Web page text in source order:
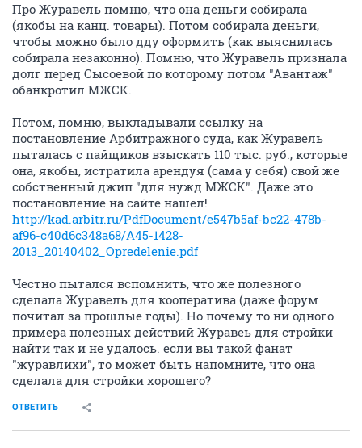
Про Журавель помню, что она деньги собирала
(якобы на канц. товары). Потом собирала деньги,
чтобы можно было дду оформить (как выяснилась
собирала незаконно). Помню, что Журавель признала
долг перед Сысоевой по которому потом "Авантаж"
обанкротил МЖСК.
Потом, помню, выкладывали ссылку на
постановление Арбитражного суда, как Журавель
пыталась с пайщиков взыскать 110 тыс. руб., которые
она, якобы, истратила арендуя (сама у себя) свой же
собственный джип "для нужд МЖСК". Даже это
постановление на сайте нашел!
http://kad.arbitr.ru/PdfDocument/e547b5af-bc22-478b-
af96-c40d6c348a68/A45-1428-
2013_20140402_Opredelenie.pdf
Честно пытался вспомнить, что же полезного
сделала Журавель для кооператива (даже форум
почитал за прошлые годы). Но почему то ни одного
примера полезных действий Журавеь для стройки
найти так и не удалось. если вы такой фанат
"журавлихи", то может быть напомните, что она
сделала для стройки хорошего?
ОТВЕТИТЬ